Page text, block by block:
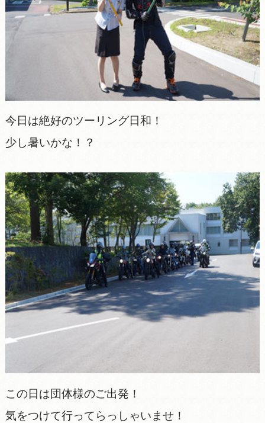
今日は絶好のツーリング日和！
少し暑いかな！？
この日は団体様のご出発！
気をつけて行ってらっしゃいませ！